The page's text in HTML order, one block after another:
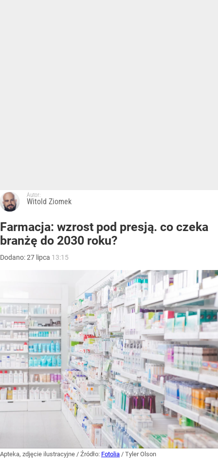
Autor:
Witold Ziomek
Farmacja: wzrost pod presją. co czeka
branżę do 2030 roku?
Dodano:27 lipca 13:15
Apteka, zdjęcie ilustracyjne / Źródło: Fotolia / Tyler Olson